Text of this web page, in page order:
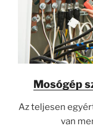
Mosógép
Az teljesen
van